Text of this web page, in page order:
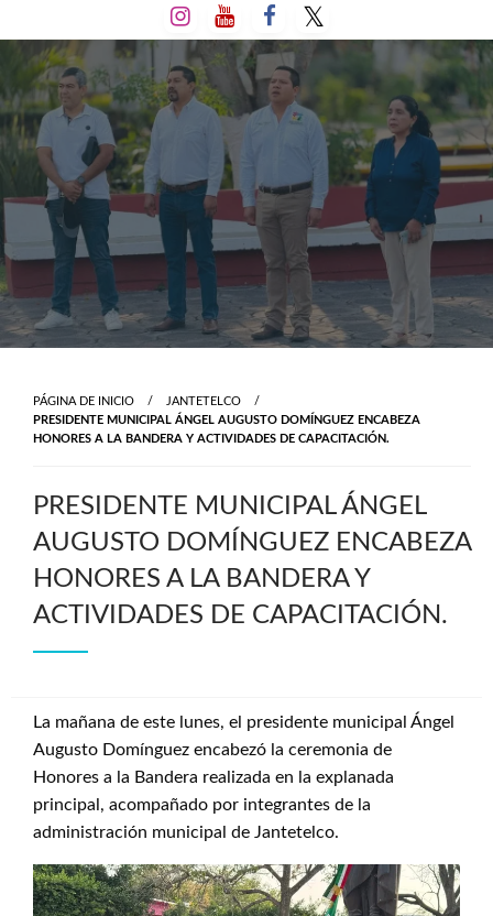
al
contenido
PÁGINA DE INICIO
JANTETELCO
PRESIDENTE MUNICIPAL ÁNGEL AUGUSTO DOMÍNGUEZ ENCABEZA
HONORES A LA BANDERA Y ACTIVIDADES DE CAPACITACIÓN.
PRESIDENTE MUNICIPAL ÁNGEL
AUGUSTO DOMÍNGUEZ ENCABEZA
HONORES A LA BANDERA Y
ACTIVIDADES DE CAPACITACIÓN.
La mañana de este lunes, el presidente municipal Ángel
Augusto Domínguez encabezó la ceremonia de
Honores a la Bandera realizada en la explanada
principal, acompañado por integrantes de la
administración municipal de Jantetelco.